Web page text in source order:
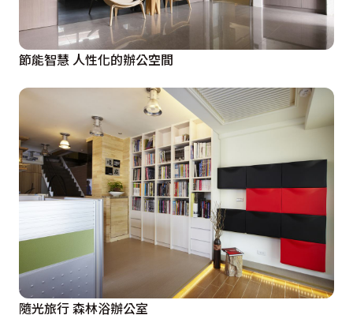
節能智慧 人性化的辦公空間
隨光旅行 森林浴辦公室